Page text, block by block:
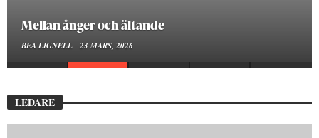
Mellan ånger och ältande
BEA LIGNELL 23 MARS, 2026
LEDARE